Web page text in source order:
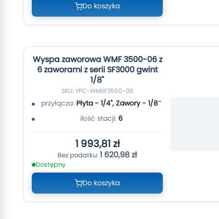
Do koszyka
Wyspa zaworowa WMF 3500-06 z
6 zaworami z serii SF3000 gwint
1/8"
SKU: YPC-WMSF3500-06
przyłącza: Płyta - 1/4", Zawory - 1/8″
ilość stacji: 6
1 993,81 zł
1 620,98 zł
Dostępny
Do koszyka